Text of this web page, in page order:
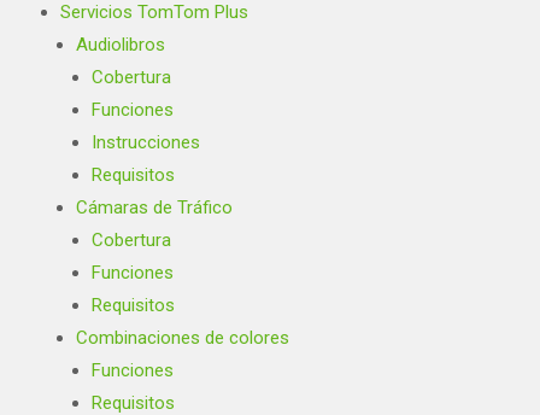
Servicios TomTom Plus
Audiolibros
Cobertura
Funciones
Instrucciones
Requisitos
Cámaras de Tráfico
Cobertura
Funciones
Requisitos
Combinaciones de colores
Funciones
Requisitos